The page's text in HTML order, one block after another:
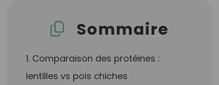
Sommaire
1. Comparaison des protéines :
lentilles vs pois chiches